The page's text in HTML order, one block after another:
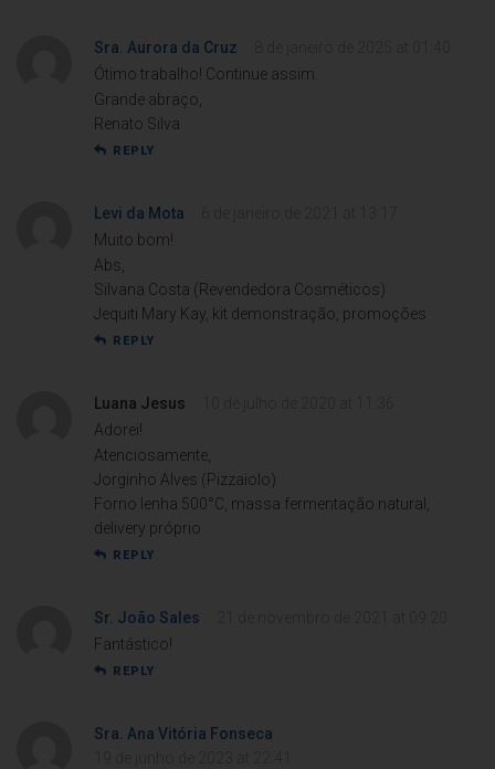
Sra. Aurora da Cruz
Ótimo trabalho! Continue assim.
Grande abraço,
Renato Silva
REPLY
Levi da Mota
Muito bom!
Abs,
Silvana Costa (Revendedora Cosméticos)
Jequiti Mary Kay, kit demonstração, promoções
REPLY
Luana Jesus
Adorei!
Atenciosamente,
Jorginho Alves (Pizzaiolo)
Forno lenha 500°C, massa fermentação natural,
delivery próprio
REPLY
Sr. João Sales
Fantástico!
REPLY
Sra. Ana Vitória Fonseca